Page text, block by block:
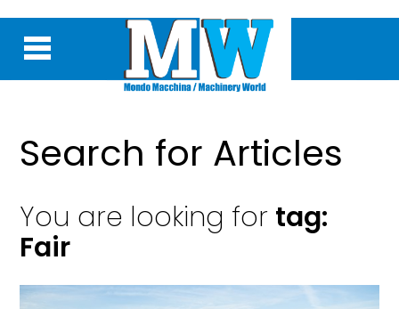
Search for Articles
You are looking for tag:
Fair